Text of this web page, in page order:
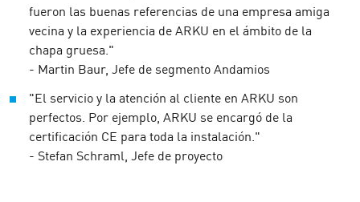
fueron las buenas referencias de una empresa amiga
vecina y la experiencia de ARKU en el ámbito de la
chapa gruesa."
- Martin Baur, Jefe de segmento Andamios
"El servicio y la atención al cliente en ARKU son
perfectos. Por ejemplo, ARKU se encargó de la
certificación CE para toda la instalación."
- Stefan Schraml, Jefe de proyecto